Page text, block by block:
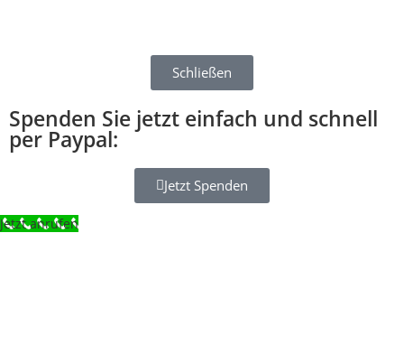
Schließen
Spenden Sie jetzt einfach und schnell
per Paypal:
Jetzt Spenden
Jetzt anrufen